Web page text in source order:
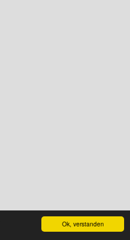
Ok, verstanden